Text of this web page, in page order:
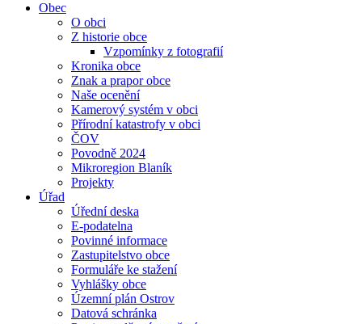
Obec
O obci
Z historie obce
Vzpomínky z fotografií
Kronika obce
Znak a prapor obce
Naše ocenění
Kamerový systém v obci
Přírodní katastrofy v obci
ČOV
Povodně 2024
Mikroregion Blaník
Projekty
Úřad
Úřední deska
E-podatelna
Povinné informace
Zastupitelstvo obce
Formuláře ke stažení
Vyhlášky obce
Územní plán Ostrov
Datová schránka